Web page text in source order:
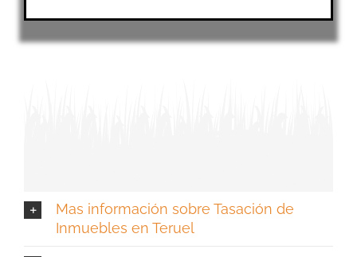
Mas información sobre Tasación de
Inmuebles en Teruel